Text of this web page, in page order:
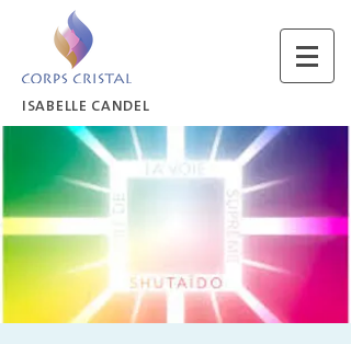
ISABELLE CANDEL